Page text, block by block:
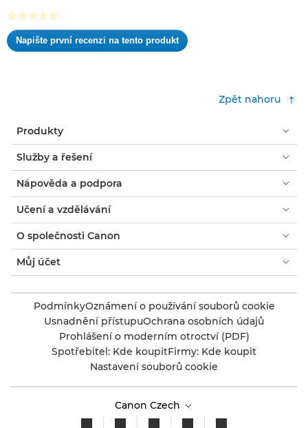
★★★★★
Žádná
hodnota
Napište první recenzi na tento produkt
.
Zpět nahoru
Produkty
Služby a řešení
Nápověda a podpora
Učení a vzdělávání
O společnosti Canon
Můj účet
PodmínkyOznámení o používání souborů cookie
Usnadnění přístupuOchrana osobních údajů
Prohlášení o moderním otroctví (PDF)
Spotřebitel: Kde koupitFirmy: Kde koupit
Nastavení souborů cookie
Canon Czech